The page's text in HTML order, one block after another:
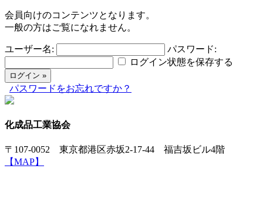
会員向けのコンテンツとなります。
一般の方はご覧になれません。
ユーザー名:
パスワード:
ログイン状態を保存する
パスワードをお忘れですか？
化成品工業協会
〒107-0052 東京都港区赤坂2-17-44 福吉坂ビル4階
【MAP】